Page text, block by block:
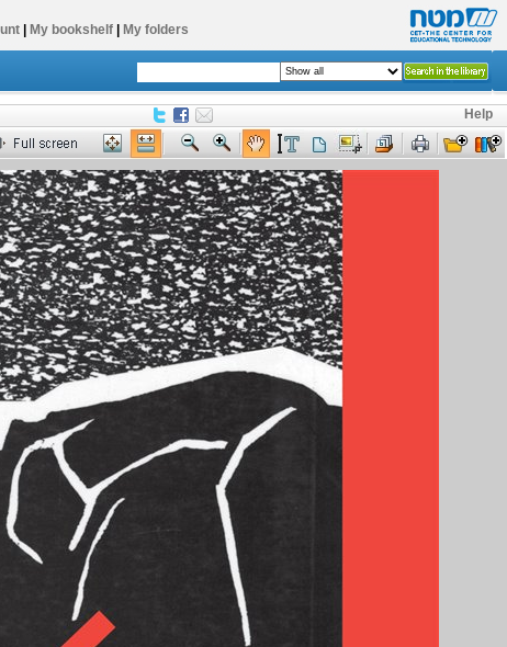
My bookshelf My folders
Help